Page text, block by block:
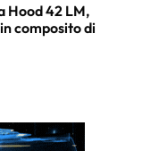
Hood 42 LM,
composito di